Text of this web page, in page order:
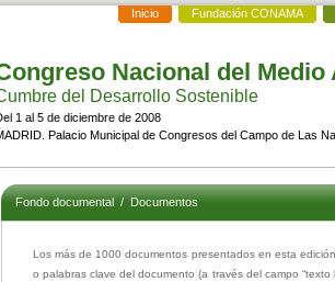
Inicio Fundación CONAMA
Nacional del Medio
del Desarrollo Sostenible
1 al 5 de diciembre de 2008
Palacio Municipal de Congresos del Campo de Las
Fondo documental/Documentos
Los más de 1000 documentos presentados en esta
o palabras clave del documento (a través del campo